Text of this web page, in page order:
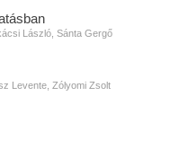
László, Sánta Gergő
Levente, Zólyomi Zsolt